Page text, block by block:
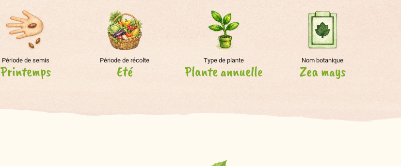
Période de semis
Printemps
Période de récolte
Eté
Type de plante
Plante annuelle
Nom botanique
Zea mays